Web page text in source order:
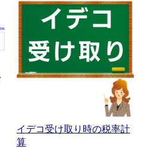
イデコ受け取り時の税率計
算